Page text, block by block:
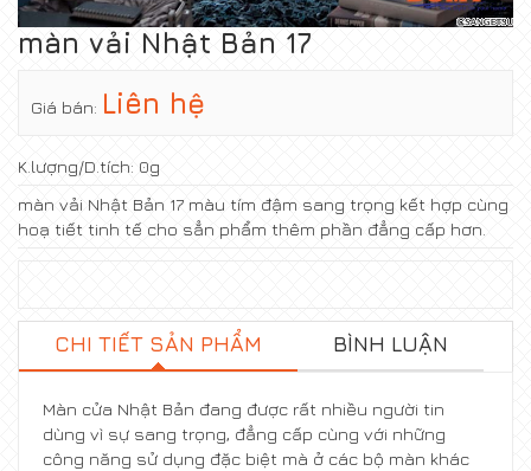
màn vải Nhật Bản 17
Giá bán: Liên hệ
K.lượng/D.tích: 0g
màn vải Nhật Bản 17 màu tím đậm sang trọng kết hợp cùng
hoạ tiết tinh tế cho sẳn phẩm thêm phần đẳng cấp hơn.
CHI TIẾT SẢN PHẨM BÌNH LUẬN
Màn cửa Nhật Bản đang được rất nhiều người tin
dùng vì sự sang trọng, đẳng cấp cùng với những
công năng sử dụng đặc biệt mà ở các bộ màn khác